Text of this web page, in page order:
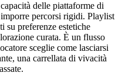
delle piattaforme di
imporre percorsi rigidi. Playlist
su preferenze estetiche
curata. È un flusso
sceglie come lasciarsi
una carrellata di vivacità